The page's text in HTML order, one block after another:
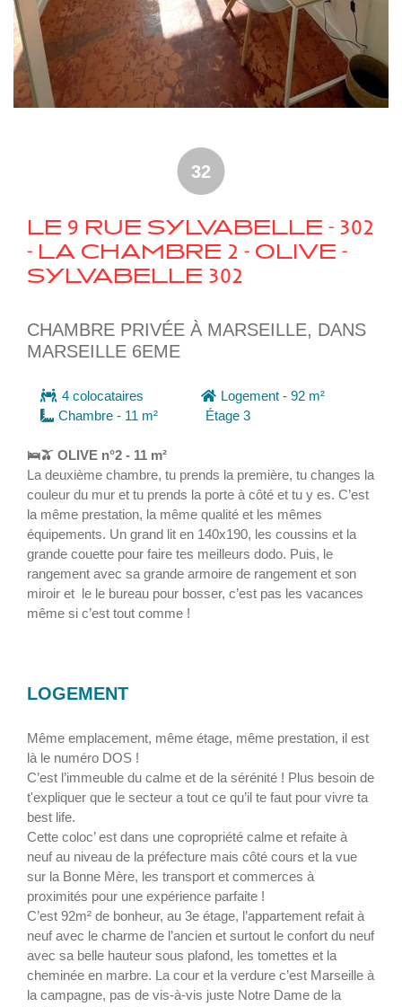
32
LE 9 RUE SYLVABELLE - 302
- LA CHAMBRE 2 - OLIVE -
SYLVABELLE 302
CHAMBRE PRIVÉE À MARSEILLE, DANS
MARSEILLE 6EME
4 colocataires
Logement - 92 m²
Chambre - 11 m²
Étage 3
🛌🫒 OLIVE n°2 - 11 m²
La deuxième chambre, tu prends la première, tu changes la
couleur du mur et tu prends la porte à côté et tu y es. C’est
la même prestation, la même qualité et les mêmes
équipements. Un grand lit en 140x190, les coussins et la
grande couette pour faire tes meilleurs dodo. Puis, le
rangement avec sa grande armoire de rangement et son
miroir et le le bureau pour bosser, c’est pas les vacances
même si c’est tout comme !
LOGEMENT
Même emplacement, même étage, même prestation, il est
là le numéro DOS !
C’est l’immeuble du calme et de la sérénité ! Plus besoin de
t'expliquer que le secteur a tout ce qu’il te faut pour vivre ta
best life.
Cette coloc’ est dans une copropriété calme et refaite à
neuf au niveau de la préfecture mais côté cours et la vue
sur la Bonne Mère, les transport et commerces à
proximités pour une expérience parfaite !
C’est 92m² de bonheur, au 3e étage, l’appartement refait à
neuf avec le charme de l’ancien et surtout le confort du neuf
avec sa belle hauteur sous plafond, les tomettes et la
cheminée en marbre. La cour et la verdure c’est Marseille à
la campagne, pas de vis-à-vis juste Notre Dame de la